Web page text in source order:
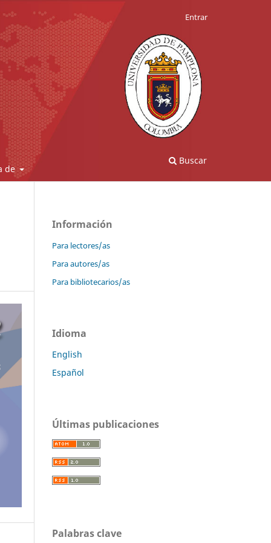
de
Buscar
Entrar
Información
Para lectores/as
Para autores/as
Para bibliotecarios/as
Idioma
English
Español
Últimas publicaciones
Palabras clave